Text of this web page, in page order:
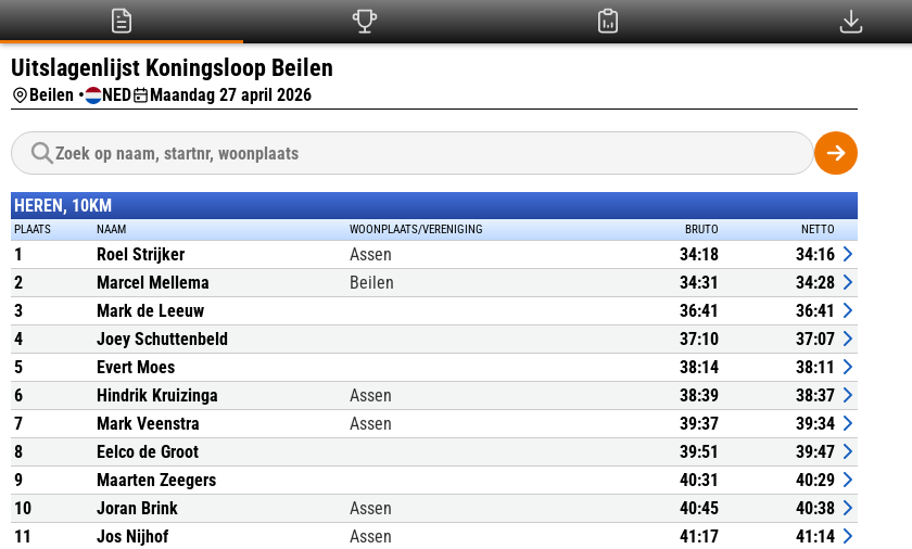
Uitslagenlijst Koningsloop Beilen
Beilen • NED Maandag 27 april 2026
HEREN, 10KM
PLAATS NAAM WOONPLAATS/VERENIGING BRUTO NETTO
1 Roel Strijker Assen 34:18
34:16
2
Marcel Mellema Beilen 34:31
34:28
3
Mark de Leeuw 36:41
36:41
4
Joey Schuttenbeld 37:10
37:07
5
Evert Moes 38:14
38:11
6
Hindrik Kruizinga Assen 38:39
38:37
7
Mark Veenstra Assen 39:37
39:34
8
Eelco de Groot 39:51
39:47
9
Maarten Zeegers 40:31
40:29
10
Joran Brink Assen 40:45
40:38
11
Jos Nijhof Assen 41:17
41:14